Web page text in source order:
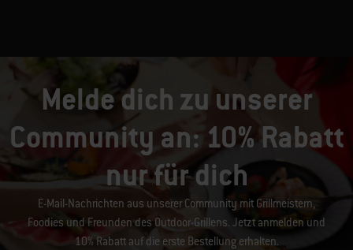
Melde dich zu unserer
Community an: 10% Rabatt
nur für dich
E-Mail-Nachrichten aus unserer Community mit Grillmeistern,
Foodies und Freunden des Outdoor-Grillens. Jetzt anmelden und
10% Rabatt auf die erste Bestellung erhalten.